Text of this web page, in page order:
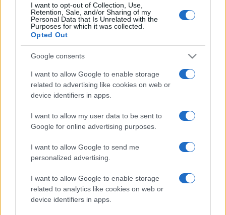
I want to opt-out of Collection, Use,
Retention, Sale, and/or Sharing of my
Personal Data that Is Unrelated with the
Purposes for which it was collected.
Opted Out
Google consents
I want to allow Google to enable storage
related to advertising like cookies on web or
device identifiers in apps.
I want to allow my user data to be sent to
Google for online advertising purposes.
I want to allow Google to send me
personalized advertising.
I want to allow Google to enable storage
related to analytics like cookies on web or
device identifiers in apps.
A fekete-fehér fotók a sport minden ágát reprezentálják.
Olyan helyzeteket kapott el a tőrvívók, a teniszezők, a
focisták, a futók versenyeiről, amelyek a szemlélőnek más
rálátást kínálnak. A képeken megjelenik az ünneplés, a siker
hangulata, de az eredményért vívott küzdelem, erőfeszítés
döbbenetes kifejezése is. A tárlat egyetlen színes képe
1986-ban Mexikóvárosban készült: Maradona a fellegekben
a világkupával.
elismerést. Aki megnézi a május 30-ig látható kiállítást,
maga is meggyőződhet róla.